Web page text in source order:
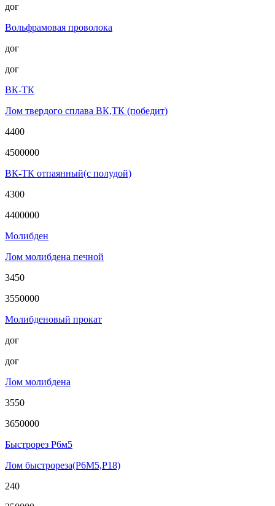
дог
Вольфрамовая проволока
дог
дог
ВК-ТК
Лом твердого сплава ВК,ТК (победит)
4400
4500000
ВК-ТК отпаянный(с полудой)
4300
4400000
Молибден
Лом молибдена печной
3450
3550000
Молибденовый прокат
дог
дог
Лом молибдена
3550
3650000
Быстрорез Р6м5
Лом быстрореза(Р6М5,Р18)
240